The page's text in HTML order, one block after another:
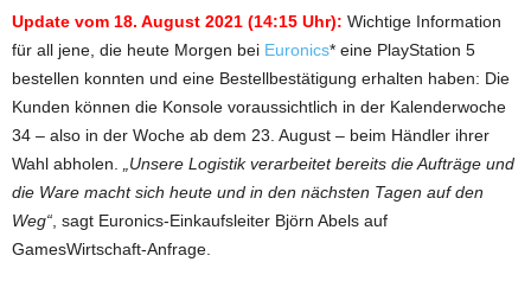
Update vom 18. August 2021 (14:15 Uhr): Wichtige Information
für all jene, die heute Morgen bei Euronics* eine PlayStation 5
bestellen konnten und eine Bestellbestätigung erhalten haben: Die
Kunden können die Konsole voraussichtlich in der Kalenderwoche
34 – also in der Woche ab dem 23. August – beim Händler ihrer
Wahl abholen.
„Unsere Logistik verarbeitet bereits die Aufträge und
die Ware macht sich heute und in den nächsten Tagen auf den
Weg“ , sagt Euronics-Einkaufsleiter Björn Abels auf
GamesWirtschaft-Anfrage.